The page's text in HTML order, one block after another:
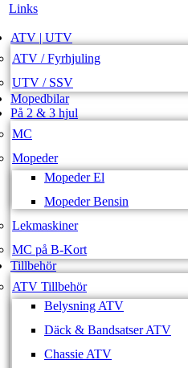
Links
ATV | UTV
ATV / Fyrhjuling
UTV / SSV
Mopedbilar
På 2 & 3 hjul
MC
Mopeder
Mopeder El
Mopeder Bensin
Lekmaskiner
MC på B-Kort
Tillbehör
ATV Tillbehör
Belysning ATV
Däck & Bandsatser ATV
Chassie ATV